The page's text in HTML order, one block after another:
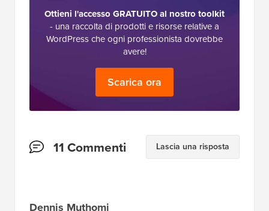
Ottieni l'accesso GRATUITO al nostro toolkit
- una raccolta di prodotti e risorse relative a
WordPress che ogni professionista dovrebbe
avere!
Scarica ora
Interazioni
11 Commenti Lascia una risposta
Dennis Muthomi